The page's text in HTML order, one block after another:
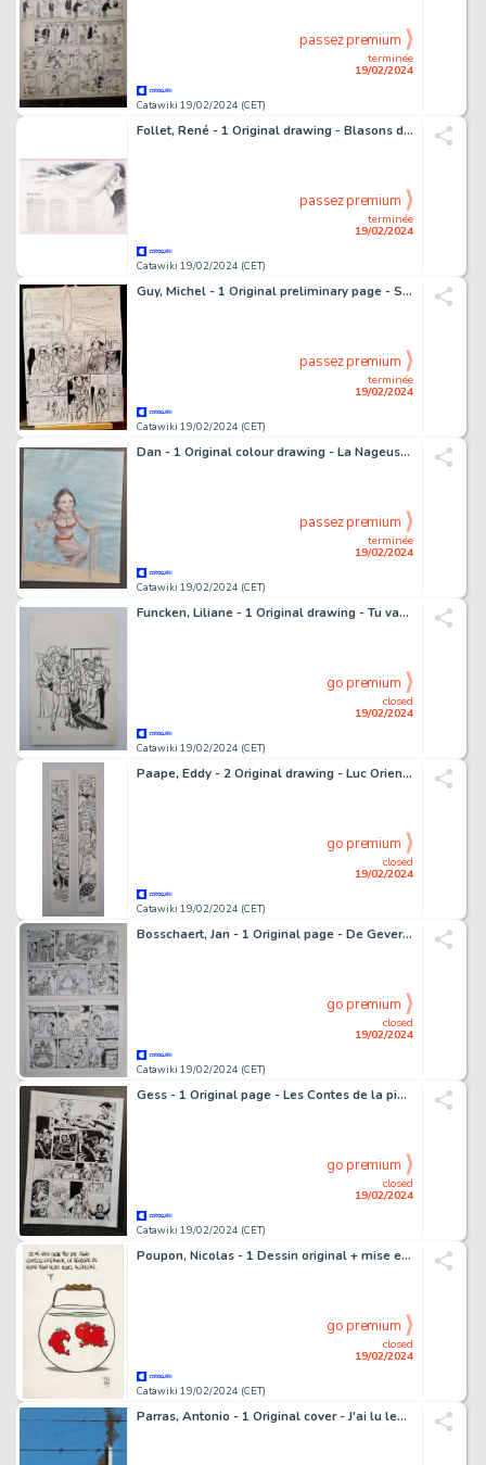
Catawiki 19/02/2024 (CET)
terminée
19/02/2024
passez premium
Follet, René - 1 Original drawing - Blasons du corps - 2003
Catawiki 19/02/2024 (CET)
terminée
19/02/2024
passez premium
Guy, Michel - 1 Original preliminary page - Surcouf T2 - Le Tigre des mers - 2012
Catawiki 19/02/2024 (CET)
terminée
19/02/2024
passez premium
Dan - 1 Original colour drawing - La Nageuse - 2012
Catawiki 19/02/2024 (CET)
terminée
19/02/2024
passez premium
Funcken, Liliane - 1 Original drawing - Tu vas le payer cher jeune imbécile ! - 1996
Catawiki 19/02/2024 (CET)
closed
19/02/2024
go premium
Paape, Eddy - 2 Original drawing - Luc Orient, Les Misérables
Catawiki 19/02/2024 (CET)
closed
19/02/2024
go premium
Bosschaert, Jan - 1 Original page - De Geverniste vernepelingskes 6 - 2010
Catawiki 19/02/2024 (CET)
closed
19/02/2024
go premium
Gess - 1 Original page - Les Contes de la pieuvre T2 - Un Destin de trouveur - 2019
Catawiki 19/02/2024 (CET)
closed
19/02/2024
go premium
Poupon, Nicolas - 1 Dessin original + mise en couleur originale - Le ond du bocal
Catawiki 19/02/2024 (CET)
closed
19/02/2024
go premium
Parras, Antonio - 1 Original cover - J'ai lu leur aventure - Mot de passe courage - 1963